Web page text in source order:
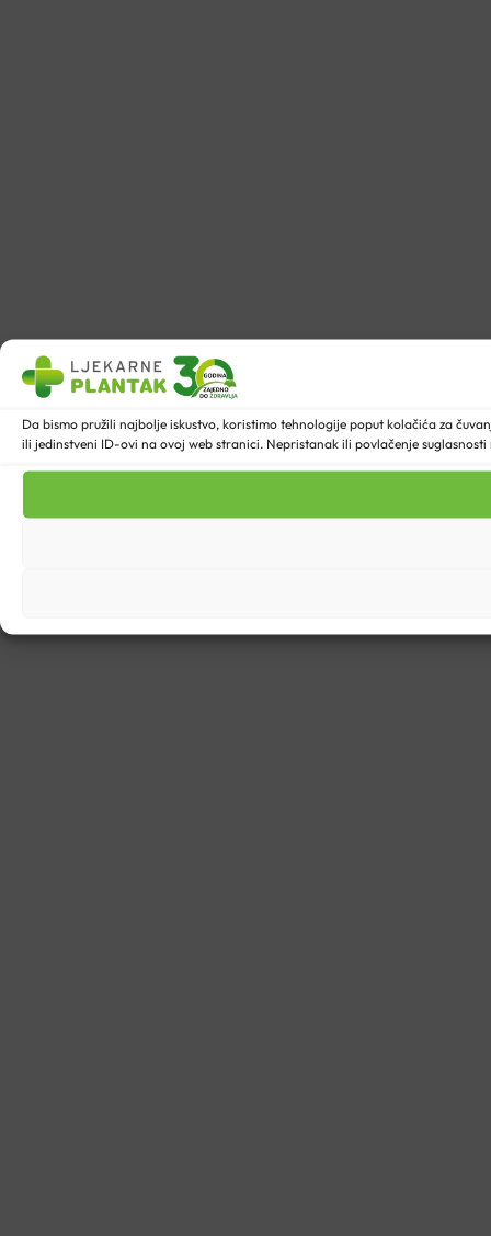
Da bismo pružili najbolje iskustvo, koristimo tehnologije poput kolačića za
ili jedinstveni ID-ovi na ovoj web stranici. Nepristanak ili povlačenje